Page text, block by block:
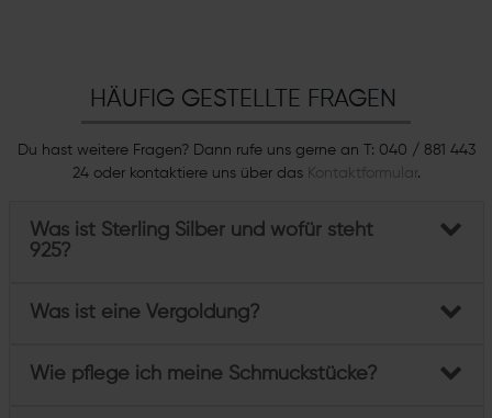
HÄUFIG GESTELLTE FRAGEN
Du hast weitere Fragen? Dann rufe uns gerne an T: 040 / 881 443
24 oder kontaktiere uns über das
Kontaktformular.
Was ist Sterling Silber und wofür steht
925?
Was ist eine Vergoldung?
Wie pflege ich meine Schmuckstücke?